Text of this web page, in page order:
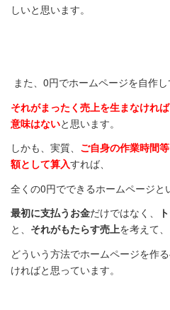
しいと思います。
また、0円でホームページを自作し
それがまったく売上を生まなけれ
意味はないと思います。
しかも、実質、 ご自身の作業時間
額として算入すれば、
全くの0円でできるホームページと
最初に支払うお金だけではなく、
と、 それがもたらす売上を考えて、
どういう方法でホームページを作
ければと思っています。